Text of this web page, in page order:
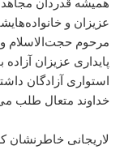
عزیزان و
مرحوم حجت‌الاسلام
پایداری عزیزان
استواری آزادگان
خداوند متعال طلب
لاریجانی